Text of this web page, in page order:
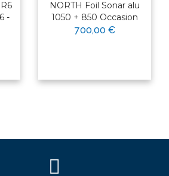
-
NORTH Foil Sonar alu
1050 + 850 Occasion
700,00 €